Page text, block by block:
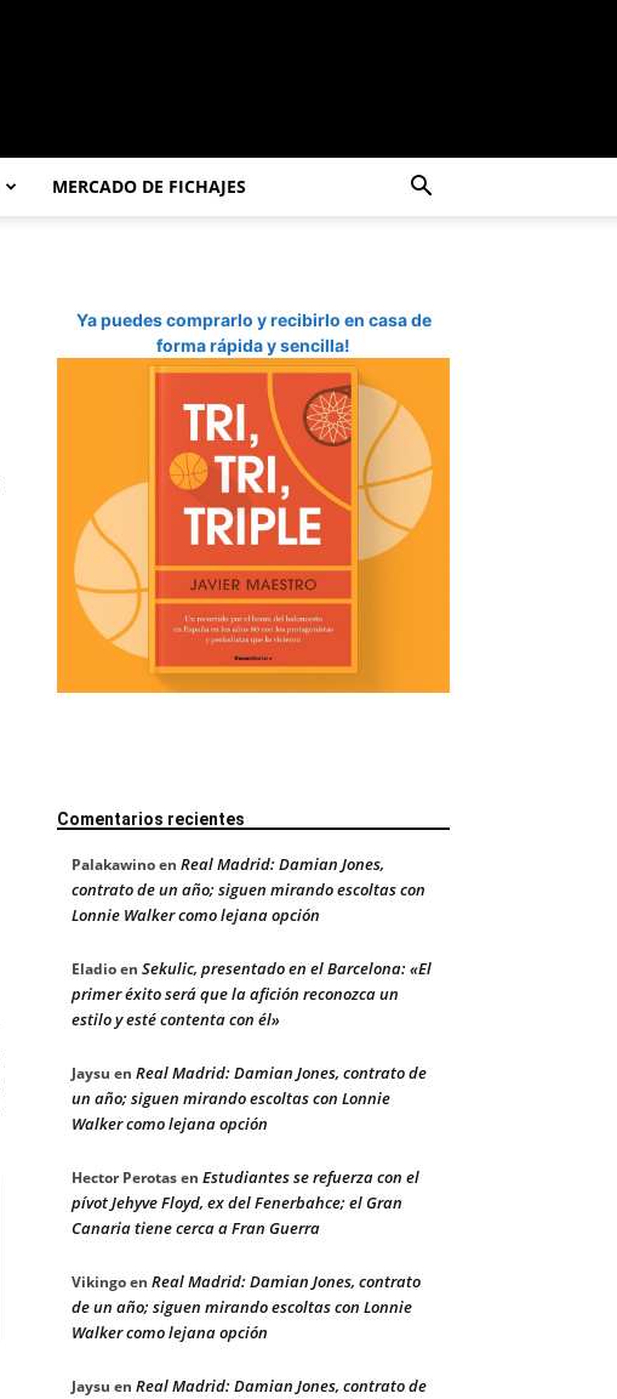
MERCADO DE FICHAJES
Ya puedes comprarlo y recibirlo en casa de
forma rápida y sencilla!
Comentarios recientes
Palakawinoen Real Madrid: Damian Jones,
contrato de un año; siguen mirando escoltas con
Lonnie Walker como lejana opción
Eladioen Sekulic, presentado en el Barcelona: «El
primer éxito será que la afición reconozca un
estilo y esté contenta con él»
Jaysu en Real Madrid: Damian Jones, contrato de
un año; siguen mirando escoltas con Lonnie
Walker como lejana opción
Hector Perotasen Estudiantes se refuerza con el
pívot Jehyve Floyd, ex del Fenerbahce; el Gran
Canaria tiene cerca a Fran Guerra
Vikingoen Real Madrid: Damian Jones, contrato
de un año; siguen mirando escoltas con Lonnie
Walker como lejana opción
Jaysu en Real Madrid: Damian Jones, contrato de